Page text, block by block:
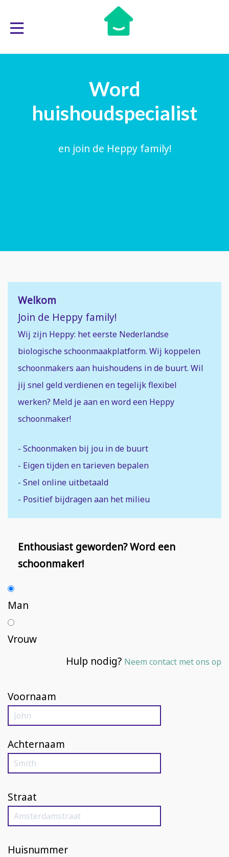
Word
huishoudspecialist
en join de Heppy family!
Welkom
Join de Heppy family!
Wij zijn Heppy: het eerste Nederlandse
biologische schoonmaakplatform. Wij koppelen
schoonmakers aan huishoudens in de buurt. Wil
jij snel geld verdienen en tegelijk flexibel
werken? Meld je aan en word een Heppy
schoonmaker!
- Schoonmaken bij jou in de buurt
- Eigen tijden en tarieven bepalen
- Snel online uitbetaald
- Positief bijdragen aan het milieu
Enthousiast geworden? Word een
schoonmaker!
Man
Vrouw
Hulp nodig? Neem contact met ons op
Voornaam
Achternaam
Straat
Huisnummer